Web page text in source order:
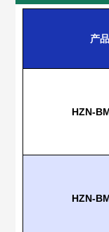
产
HZN-
HZN-